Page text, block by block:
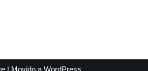
| Movido a WordPress